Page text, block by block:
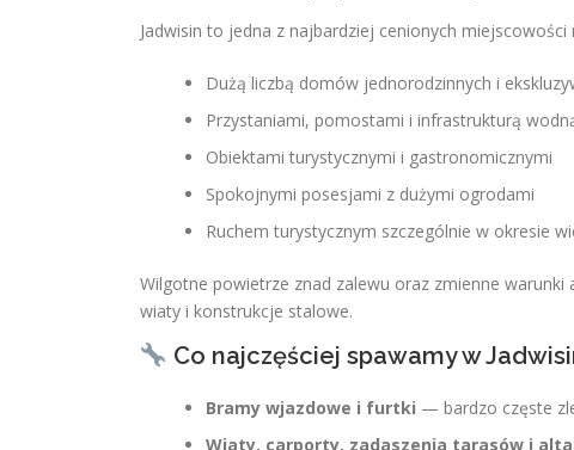
Jadwisin to jedna z najbardziej cenionych
Dużą liczbą domów jednorodzinnych i
Przystaniami, pomostami i infrastrukturą
Obiektami turystycznymi i gastronomicznymi
Spokojnymi posesjami z dużymi ogrodami
Ruchem turystycznym szczególnie w okresie
Wilgotne powietrze znad zalewu oraz zmienne
wiaty i konstrukcje stalowe.
Co najczęściej spawamy w
Bramy wjazdowe i furtki — bardzo częste
Wiaty, carporty, zadaszenia tarasów i